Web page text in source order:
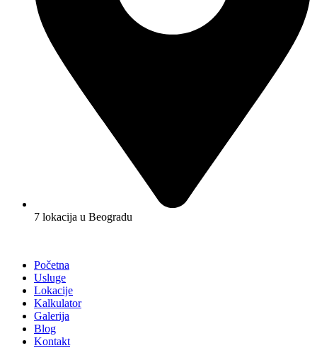
7 lokacija u Beogradu
Početna
Usluge
Lokacije
Kalkulator
Galerija
Blog
Kontakt